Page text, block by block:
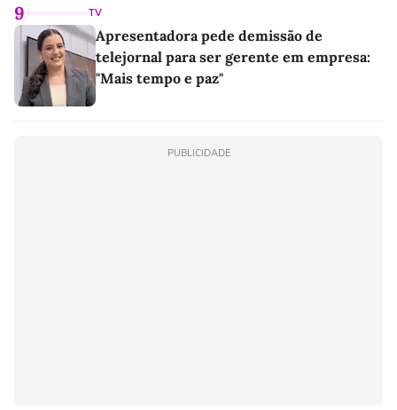
9 TV
Apresentadora pede demissão de
telejornal para ser gerente em empresa:
"Mais tempo e paz"
PUBLICIDADE